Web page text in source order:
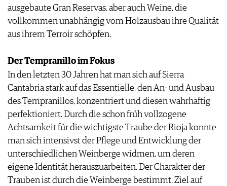
ausgebaute Gran Reservas, aber auch Weine, die
vollkommen unabhängig vom Holzausbau ihre Qualität
aus ihrem Terroir schöpfen.
Der Tempranillo im Fokus
In den letzten 30 Jahren hat man sich auf Sierra
Cantabria stark auf das Essentielle, den An- und Ausbau
des Tempranillos, konzentriert und diesen wahrhaftig
perfektioniert. Durch die schon früh vollzogene
Achtsamkeit für die wichtigste Traube der Rioja konnte
man sich intensivst der Pflege und Entwicklung der
unterschiedlichen Weinberge widmen, um deren
eigene Identität herauszuarbeiten. Der Charakter der
Trauben ist durch die Weinberge bestimmt. Ziel auf